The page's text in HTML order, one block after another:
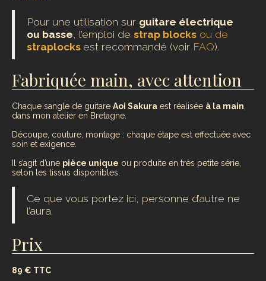
Pour une utilisation sur guitare électrique
ou basse, l’emploi de strap blocks ou de
straplocks est recommandé (voir FAQ).
Fabriquée main, avec attention
Chaque sangle de guitare Aoi Sakura est réalisée à la main
dans mon atelier en Bretagne.
Découpe, couture, montage : chaque étape est effectuée avec
soin et exigence.
Il s’agit d’une pièce unique ou produite en très petite série,
selon les tissus disponibles.
Ce que vous portez ici, personne d’autre ne
l’aura.
Prix
89 € TTC